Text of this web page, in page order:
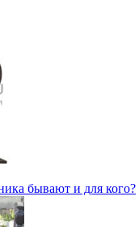
бывают и для кого?